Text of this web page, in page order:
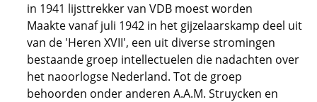
in 1941 lijsttrekker van VDB moest worden
Maakte vanaf juli 1942 in het gijzelaarskamp deel uit
van de 'Heren XVII', een uit diverse stromingen
bestaande groep intellectuelen die nadachten over
het naoorlogse Nederland. Tot de groep
behoorden onder anderen A.A.M. Struycken en